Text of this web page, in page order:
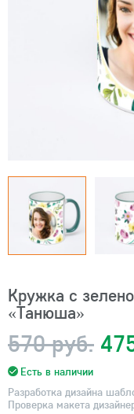
Кружка с
«Танюша»
570 руб.
Есть в наличии
Разработка дизайна
Проверка макета